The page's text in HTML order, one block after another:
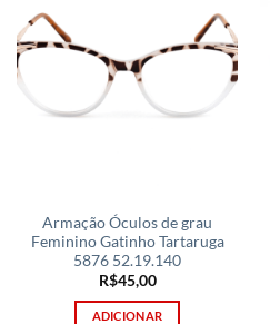
Armação Óculos de grau
Feminino Gatinho Tartaruga
5876 52.19.140
R$45,00
ADICIONAR